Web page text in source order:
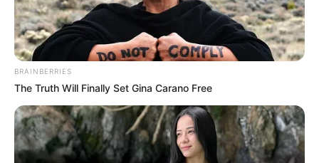
BRAINBERRIES
The Truth Will Finally Set Gina Carano Free